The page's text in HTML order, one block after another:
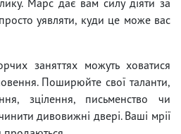
уявляти, куди це може вас
заняттях можуть ховатися
Поширюйте свої таланти,
зцілення, письменство чи
дивовижні двері. Ваші мрії